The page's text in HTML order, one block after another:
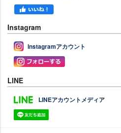
Instagram
Instagramアカウント
LINE
LINEアカウントメディア